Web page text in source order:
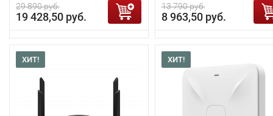
29 890 руб.
19 428,50 руб.
13 790 руб.
8 963,50 руб.
ХИТ! ХИТ!